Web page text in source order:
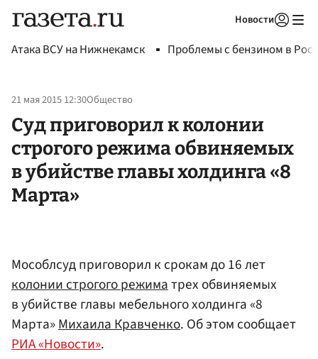
Новости
Атака ВСУ на Нижнекамск Проблемы с бензином в
21 мая 2015 12:30Общество
Суд приговорил к колонии
строгого режима обвиняемых
в убийстве главы холдинга «8
Марта»
Мособлсуд приговорил к срокам до 16 лет
колонии строгого режиматрех обвиняемых
в убийстве главы мебельного холдинга «8
Марта»Михаила Кравченко. Об этом сообщает
РИА «Новости».